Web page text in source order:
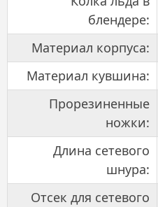
блендере:
Материал корпуса:
Материал кувшина:
Прорезиненные
ножки:
Длина сетевого
шнура:
Отсек для сетевого